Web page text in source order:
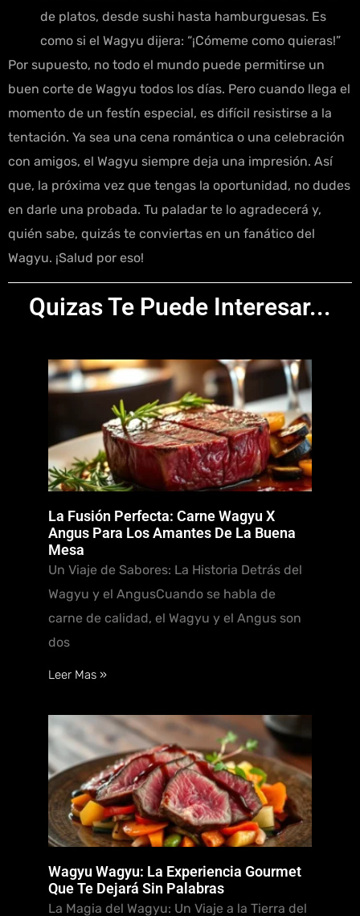
de platos, desde sushi hasta hamburguesas. Es
como si el Wagyu dijera: “¡Cómeme como quieras!”
Por supuesto, no todo el mundo puede permitirse un
buen corte de Wagyu todos los días. Pero cuando llega el
momento de un festín especial, es difícil resistirse a la
tentación. Ya sea una cena romántica o una celebración
con amigos, el Wagyu siempre deja una impresión. Así
que, la próxima vez que tengas la oportunidad, no dudes
en darle una probada. Tu paladar te lo agradecerá y,
quién sabe, quizás te conviertas en un fanático del
Wagyu. ¡Salud por eso!
Quizas Te Puede Interesar...
La Fusión Perfecta: Carne Wagyu X
Angus Para Los Amantes De La Buena
Mesa
Un Viaje de Sabores: La Historia Detrás del
Wagyu y el AngusCuando se habla de
carne de calidad, el Wagyu y el Angus son
dos
Leer Mas »
Wagyu Wagyu: La Experiencia Gourmet
Que Te Dejará Sin Palabras
La Magia del Wagyu: Un Viaje a la Tierra del